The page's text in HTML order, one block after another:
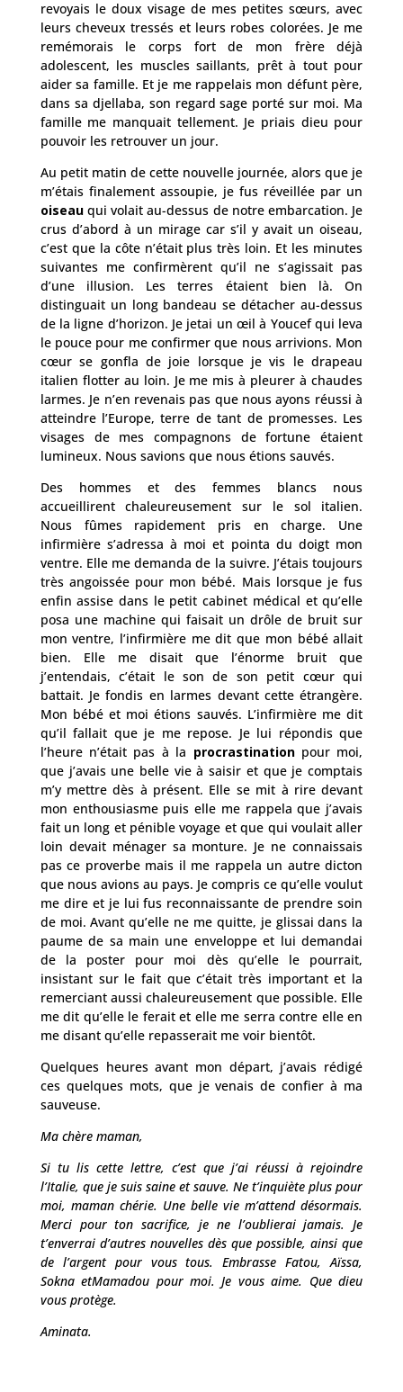
revoyais le doux visage de mes petites sœurs, avec
leurs cheveux tressés et leurs robes colorées. Je me
remémorais le corps fort de mon frère déjà
adolescent, les muscles saillants, prêt à tout pour
aider sa famille. Et je me rappelais mon défunt père,
dans sa djellaba, son regard sage porté sur moi. Ma
famille me manquait tellement. Je priais dieu pour
pouvoir les retrouver un jour.
Au petit matin de cette nouvelle journée, alors que je
m’étais finalement assoupie, je fus réveillée par un
oiseau qui volait au-dessus de notre embarcation. Je
crus d’abord à un mirage car s’il y avait un oiseau,
c’est que la côte n’était plus très loin. Et les minutes
suivantes me confirmèrent qu’il ne s’agissait pas
d’une illusion. Les terres étaient bien là. On
distinguait un long bandeau se détacher au-dessus
de la ligne d’horizon. Je jetai un œil à Youcef qui leva
le pouce pour me confirmer que nous arrivions. Mon
cœur se gonfla de joie lorsque je vis le drapeau
italien flotter au loin. Je me mis à pleurer à chaudes
larmes. Je n’en revenais pas que nous ayons réussi à
atteindre l’Europe, terre de tant de promesses. Les
visages de mes compagnons de fortune étaient
lumineux. Nous savions que nous étions sauvés.
Des hommes et des femmes blancs nous
accueillirent chaleureusement sur le sol italien.
Nous fûmes rapidement pris en charge. Une
infirmière s’adressa à moi et pointa du doigt mon
ventre. Elle me demanda de la suivre. J’étais toujours
très angoissée pour mon bébé. Mais lorsque je fus
enfin assise dans le petit cabinet médical et qu’elle
posa une machine qui faisait un drôle de bruit sur
mon ventre, l’infirmière me dit que mon bébé allait
bien. Elle me disait que l’énorme bruit que
j’entendais, c’était le son de son petit cœur qui
battait. Je fondis en larmes devant cette étrangère.
Mon bébé et moi étions sauvés. L’infirmière me dit
qu’il fallait que je me repose. Je lui répondis que
l’heure n’était pas à la procrastination pour moi,
que j’avais une belle vie à saisir et que je comptais
m’y mettre dès à présent. Elle se mit à rire devant
mon enthousiasme puis elle me rappela que j’avais
fait un long et pénible voyage et que qui voulait aller
loin devait ménager sa monture. Je ne connaissais
pas ce proverbe mais il me rappela un autre dicton
que nous avions au pays. Je compris ce qu’elle voulut
me dire et je lui fus reconnaissante de prendre soin
de moi. Avant qu’elle ne me quitte, je glissai dans la
paume de sa main une enveloppe et lui demandai
de la poster pour moi dès qu’elle le pourrait,
insistant sur le fait que c’était très important et la
remerciant aussi chaleureusement que possible. Elle
me dit qu’elle le ferait et elle me serra contre elle en
me disant qu’elle repasserait me voir bientôt.
Quelques heures avant mon départ, j’avais rédigé
ces quelques mots, que je venais de confier à ma
sauveuse.
Ma chère maman,
Si tu lis cette lettre, c’est que j’ai réussi à rejoindre
l’Italie, que je suis saine et sauve. Ne t’inquiète plus pour
moi, maman chérie. Une belle vie m’attend désormais.
Merci pour ton sacrifice, je ne l’oublierai jamais. Je
t’enverrai d’autres nouvelles dès que possible, ainsi que
de l’argent pour vous tous. Embrasse Fatou, Aïssa,
Sokna etMamadou pour moi. Je vous aime. Que dieu
vous protège.
Aminata.